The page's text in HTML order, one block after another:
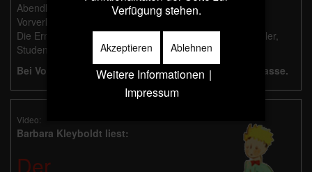
Abendkasse: 26 €, ermäßigt 14 €
Vorverkauf: 25 €, ermäßigt 13 €
Die Ermäßigung gilt für Schwerbehinderte ab 50%, Schüler,
Studenten und Besucher mit Dortmund Pass.
Bei Vorverkauf erfolgt die Bezahlung an der Abendkasse.
Video:
Barbara Kleyboldt liest:
Der
Verfügung stehen.
Akzeptieren Ablehnen
Weitere Informationen |
Impressum